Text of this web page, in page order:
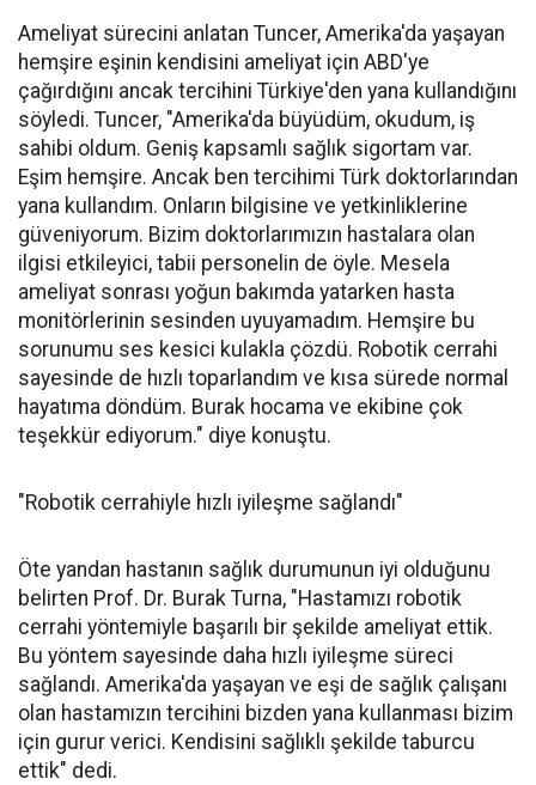
Ameliyat sürecini anlatan Tuncer, Amerika'da yaşayan
hemşire eşinin kendisini ameliyat için ABD'ye
çağırdığını ancak tercihini Türkiye'den yana kullandığını
söyledi. Tuncer, "Amerika'da büyüdüm, okudum, iş
sahibi oldum. Geniş kapsamlı sağlık sigortam var.
Eşim hemşire. Ancak ben tercihimi Türk doktorlarından
yana kullandım. Onların bilgisine ve yetkinliklerine
güveniyorum. Bizim doktorlarımızın hastalara olan
ilgisi etkileyici, tabii personelin de öyle. Mesela
ameliyat sonrası yoğun bakımda yatarken hasta
monitörlerinin sesinden uyuyamadım. Hemşire bu
sorunumu ses kesici kulakla çözdü. Robotik cerrahi
sayesinde de hızlı toparlandım ve kısa sürede normal
hayatıma döndüm. Burak hocama ve ekibine çok
teşekkür ediyorum." diye konuştu.
"Robotik cerrahiyle hızlı iyileşme sağlandı"
Öte yandan hastanın sağlık durumunun iyi olduğunu
belirten Prof. Dr. Burak Turna, "Hastamızı robotik
cerrahi yöntemiyle başarılı bir şekilde ameliyat ettik.
Bu yöntem sayesinde daha hızlı iyileşme süreci
sağlandı. Amerika'da yaşayan ve eşi de sağlık çalışanı
olan hastamızın tercihini bizden yana kullanması bizim
için gurur verici. Kendisini sağlıklı şekilde taburcu
ettik" dedi.